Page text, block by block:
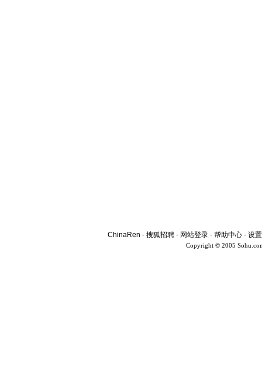
ChinaRen - 搜狐招聘 - 网站登录 - 帮助中心 - 设
Copyright © 2005